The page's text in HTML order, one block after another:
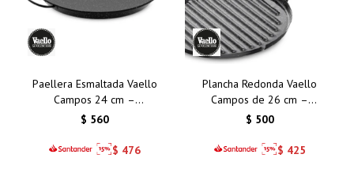
Paellera Esmaltada Vaello
Campos 24 cm –
Auténtico Sabor Español
$ 560
$ 476
Plancha Redonda Vaello
Campos de 26 cm –
Acero Esmaltado, Ideal
Profesional
$ 500
$ 425